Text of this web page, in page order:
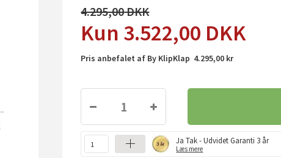
4.295,00
3.522,00 DKK
Pris anbefalet af By KlipKlap 4.295,00 kr
Ja Tak - Udvidet Garanti 3 år
Læs mere